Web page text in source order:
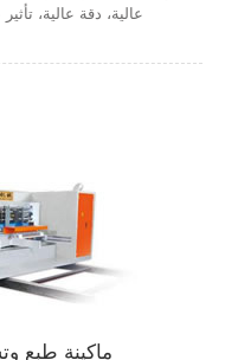
عالية، دقة عالية،
ماكينة طبع